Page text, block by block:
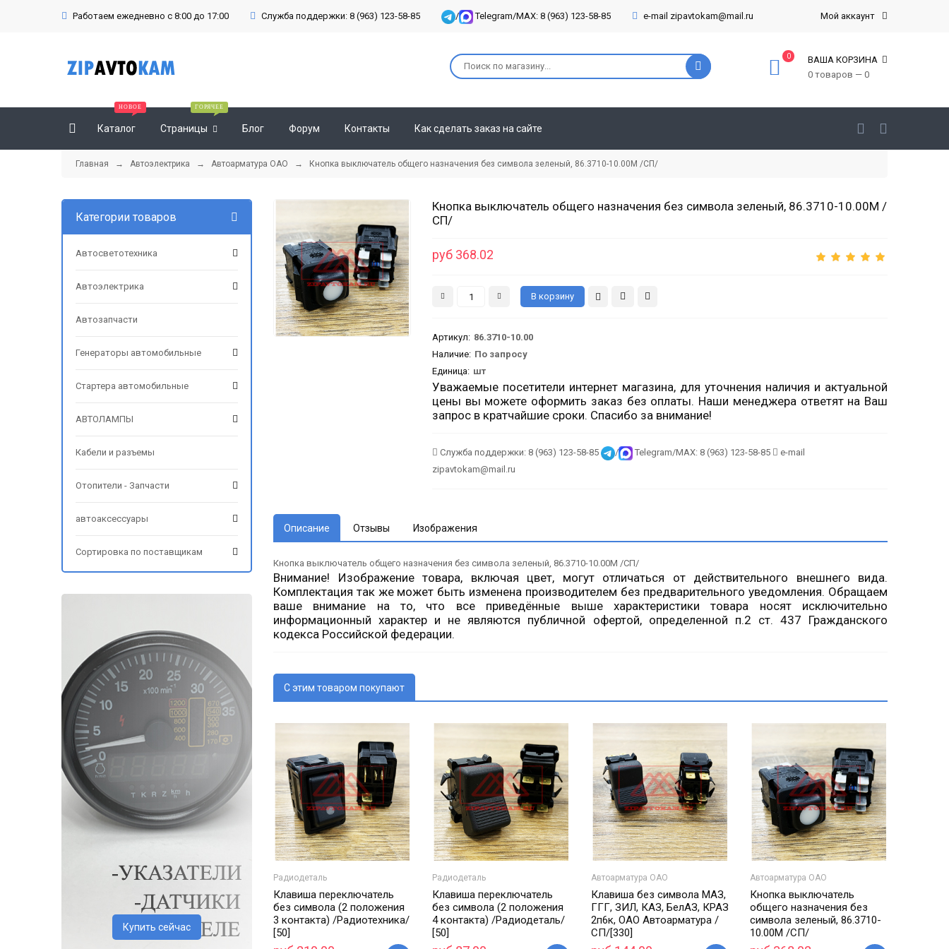
Мой аккаунт
Работаем ежедневно с 8:00 до 17:00 Служба поддержки: 8 (963) 123-58-85 / Telegram/MAX: 8 (963) 123-58-85 e-mail zipavtokam@mail.ru
0
ВАША КОРЗИНА
0 товаров — 0
Каталог Страницы Блог Форум Контакты Как сделать заказ на сайте
Главная → Автоэлектрика → Автоарматура ОАО → Кнопка выключатель общего назначения без символа зеленый, 86.3710-10.00М /СП/
Кнопка выключатель общего назначения без символа зеленый, 86.3710-10.00М /
СП/
руб 368.02
Артикул: 86.3710-10.00
Наличие: По запросу
Единица: шт
Уважаемые посетители интернет магазина, для уточнения наличия и актуальной
цены вы можете оформить заказ без оплаты. Наши менеджера ответят на Ваш
запрос в кратчайшие сроки. Спасибо за внимание!
Служба поддержки: 8 (963) 123-58-85 / Telegram/MAX: 8 (963) 123-58-85
e-mail
zipavtokam@mail.ru
Описание Отзывы Изображения
Кнопка выключатель общего назначения без символа зеленый, 86.3710-10.00М /СП/
Внимание! Изображение товара, включая цвет, могут отличаться от действительного внешнего вида.
Комплектация так же может быть изменена производителем без предварительного уведомления. Обращаем
ваше внимание на то, что все приведённые выше характеристики товара носят исключительно
информационный характер и не являются публичной офертой, определенной п.2 ст. 437 Гражданского
кодекса Российской федерации.
С этим товаром покупают
Радиодеталь
Клавиша переключатель
без символа (2 положения
3 контакта) /Радиотехника/
[50]
Радиодеталь
Клавиша переключатель
без символа (2 положения
4 контакта) /Радиодеталь/
[50]
Автоарматура ОАО
Клавиша без символа МАЗ,
ГГГ, ЗИЛ, КАЗ, БелАЗ, КРАЗ
2п6к, ОАО Автоарматура /
СП/[330]
Автоарматура ОАО
Кнопка выключатель
общего назначения без
символа зеленый, 86.3710-
10.00М /СП/
Категории товаров
Автосветотехника
Автоэлектрика
Автозапчасти
Генераторы автомобильные
Стартера автомобильные
АВТОЛАМПЫ
Кабели и разъемы
Отопители - Запчасти
автоаксессуары
Сортировка по поставщикам
Купить сейчас